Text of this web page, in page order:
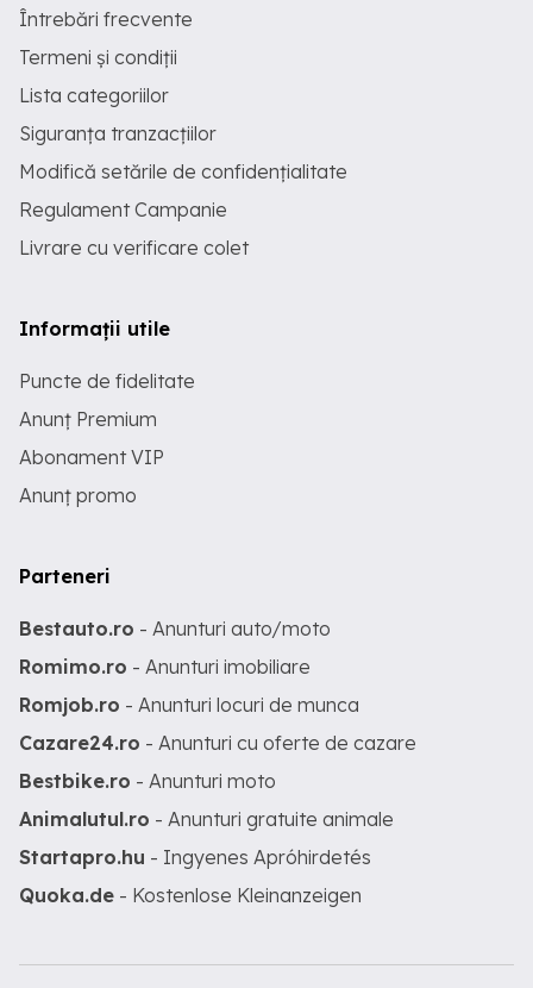
Întrebări frecvente
Termeni și condiții
Lista categoriilor
Siguranța tranzacțiilor
Modifică setările de confidențialitate
Regulament Campanie
Livrare cu verificare colet
Informații utile
Puncte de fidelitate
Anunț Premium
Abonament VIP
Anunț promo
Parteneri
Bestauto.ro - Anunturi auto/moto
Romimo.ro - Anunturi imobiliare
Romjob.ro - Anunturi locuri de munca
Cazare24.ro - Anunturi cu oferte de cazare
Bestbike.ro - Anunturi moto
Animalutul.ro - Anunturi gratuite animale
Startapro.hu - Ingyenes Apróhirdetés
Quoka.de - Kostenlose Kleinanzeigen